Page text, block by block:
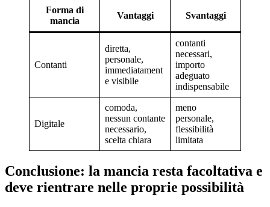
Forma di
mancia
Vantaggi Svantaggi
Contanti
diretta,
personale,
immediatament
e visibile
contanti
necessari,
importo
adeguato
indispensabile
Digitale
comoda,
nessun contante
necessario,
scelta chiara
meno
personale,
flessibilità
limitata
Conclusione: la mancia resta facoltativa e
deve rientrare nelle proprie possibilità